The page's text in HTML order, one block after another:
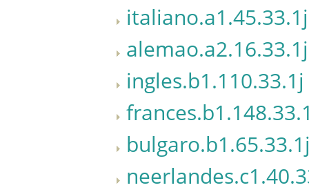
italiano.a1.45.33.1j
alemao.a2.16.33.1j
ingles.b1.110.33.1j